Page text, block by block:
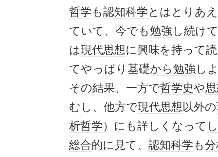
哲学も認知科学とはとりあ
ていて、今でも勉強 し続け
は現代思想に興味を持って
てやっぱり基礎から勉強 し
その結果、一方で哲学史や
むし、他方で現代思想以外の
析哲学）にも詳しくなって
総合的に見て、 認知科学も